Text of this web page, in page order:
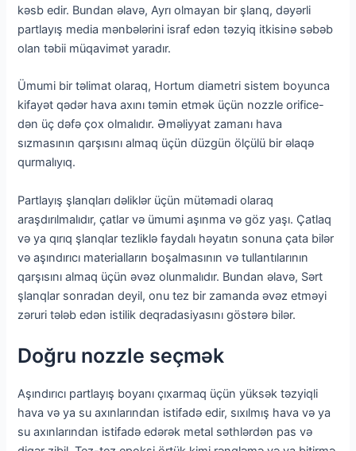
kəsb edir. Bundan əlavə, Ayrı olmayan bir şlanq, dəyərli
partlayış media mənbələrini israf edən təzyiq itkisinə səbəb
olan təbii müqavimət yaradır.
Ümumi bir təlimat olaraq, Hortum diametri sistem boyunca
kifayət qədər hava axını təmin etmək üçün nozzle orifice-
dən üç dəfə çox olmalıdır. Əməliyyat zamanı hava
sızmasının qarşısını almaq üçün düzgün ölçülü bir əlaqə
qurmalıyıq.
Partlayış şlanqları dəliklər üçün mütəmadi olaraq
araşdırılmalıdır, çatlar və ümumi aşınma və göz yaşı. Çatlaq
və ya qırıq şlanqlar tezliklə faydalı həyatın sonuna çata bilər
və aşındırıcı materialların boşalmasının və tullantılarının
qarşısını almaq üçün əvəz olunmalıdır. Bundan əlavə, Sərt
şlanqlar sonradan deyil, onu tez bir zamanda əvəz etməyi
zəruri tələb edən istilik deqradasiyasını göstərə bilər.
Doğru nozzle seçmək
Aşındırıcı partlayış boyanı çıxarmaq üçün yüksək təzyiqli
hava və ya su axınlarından istifadə edir, sıxılmış hava və ya
su axınlarından istifadə edərək metal səthlərdən pas və